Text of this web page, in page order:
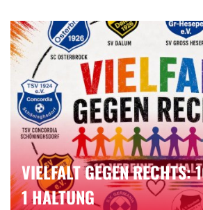
VIELFALT GEGEN RECHTS:
1 HALTUNG